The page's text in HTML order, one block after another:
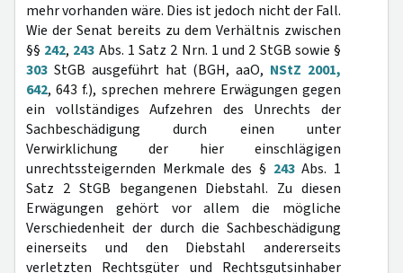
mehr vorhanden wäre. Dies ist jedoch nicht der Fall.
Wie der Senat bereits zu dem Verhältnis zwischen
§§ 242, 243 Abs. 1 Satz 2 Nrn. 1 und 2 StGB sowie §
303 StGB ausgeführt hat (BGH, aaO, NStZ 2001,
642, 643 f.), sprechen mehrere Erwägungen gegen
ein vollständiges Aufzehren des Unrechts der
Sachbeschädigung durch einen unter
Verwirklichung der hier einschlägigen
unrechtssteigernden Merkmale des § 243Abs. 1
Satz 2 StGB begangenen Diebstahl. Zu diesen
Erwägungen gehört vor allem die mögliche
Verschiedenheit der durch die Sachbeschädigung
einerseits und den Diebstahl andererseits
verletzten Rechtsgüter und Rechtsgutsinhaber